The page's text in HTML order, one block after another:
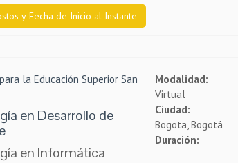
y Fecha de Inicio al Instante
la Educación Superior San
en Desarrollo de
en Informática
Modalidad:
Virtual
Ciudad:
Bogota, Bogotá
Duración: